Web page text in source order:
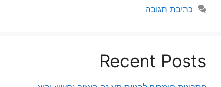
כתיבת תגובה
Recent Posts